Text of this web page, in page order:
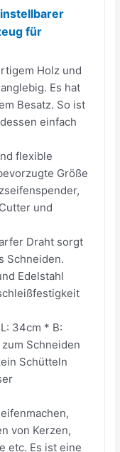
für
Holz und
Es hat
Besatz. So ist
einfach
flexible
Größe
und
Draht sorgt
Schneiden.
Edelstahl
34cm * B:
Schneiden
Schütteln
von Kerzen,
etc. Es ist eine